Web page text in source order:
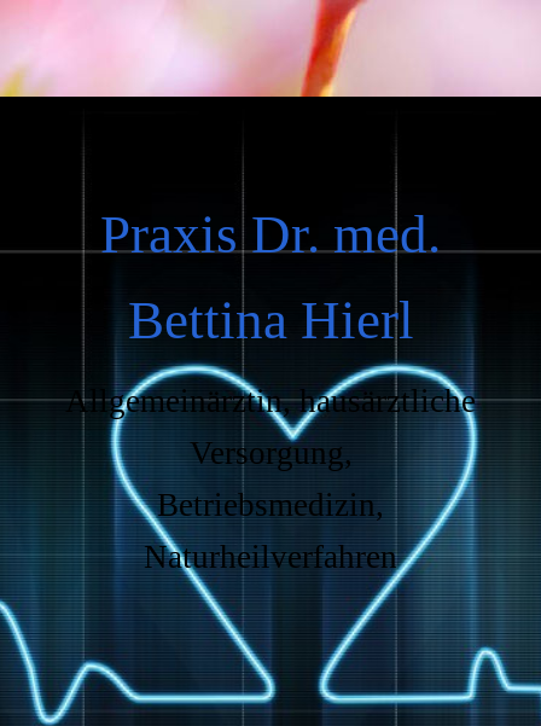
Praxis Dr. med.
Bettina Hierl
Allgemeinärztin, hausärztliche
Versorgung,
Betriebsmedizin,
Naturheilverfahren